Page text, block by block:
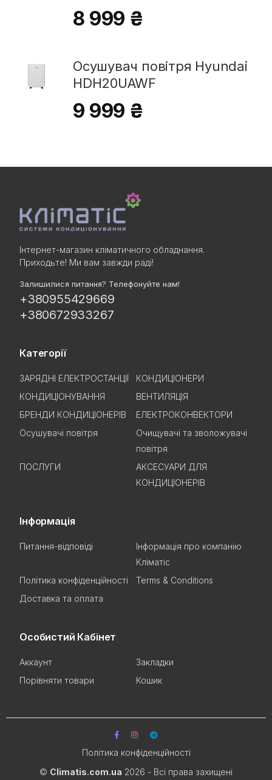
8 999 ₴
Осушувач повітря Hyundai
HDH20UAWF
9 999 ₴
Інтернет-магазин кліматичного обладнання.
Приходьте! Ми вам завжди раді!
Залишилися питання? Телефонуйте нам!
+380955429669
+380672933267
Категорії
ЗАРЯДНІ ЕЛЕКТРОСТАНЦІЇ
КОНДИЦІОНЕРИ
КОНДИЦІОНУВАННЯ
ВЕНТИЛЯЦІЯ
БРЕНДИ КОНДИЦІОНЕРІВ
ЕЛЕКТРОКОНВЕКТОРИ
Осушувачі повітря
Очищувачі та зволожувачі
повітря
ПОСЛУГИ
АКСЕСУАРИ ДЛЯ
КОНДИЦІОНЕРІВ
Інформація
Питання-відповіді
Інформація про компанію
Кліматіс
Політика конфіденційності
Terms & Conditions
Доставка та оплата
Особистий Кабінет
Аккаунт
Закладки
Порівняти товари
Кошик
© Climatis.com.ua 2026 - Всі права захищені
Політика конфіденційності